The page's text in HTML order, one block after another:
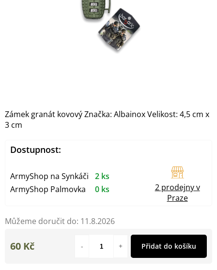
Můžeme doručit do: 11.8.2026
Zámek granát kovový Značka: Albainox Velikost: 4,5 cm x
3 cm
60 Kč Přidat do košíku
Dostupnost:
ArmyShop na Synkáči
2 ks
ArmyShop Palmovka
0 ks
2 prodejny v
Praze